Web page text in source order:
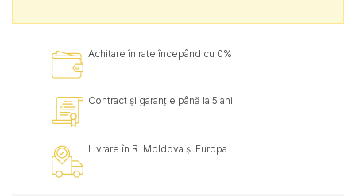
Achitare în rate începând cu 0%
Contract și garanție până la 5 ani
Livrare în R. Moldova și Europa